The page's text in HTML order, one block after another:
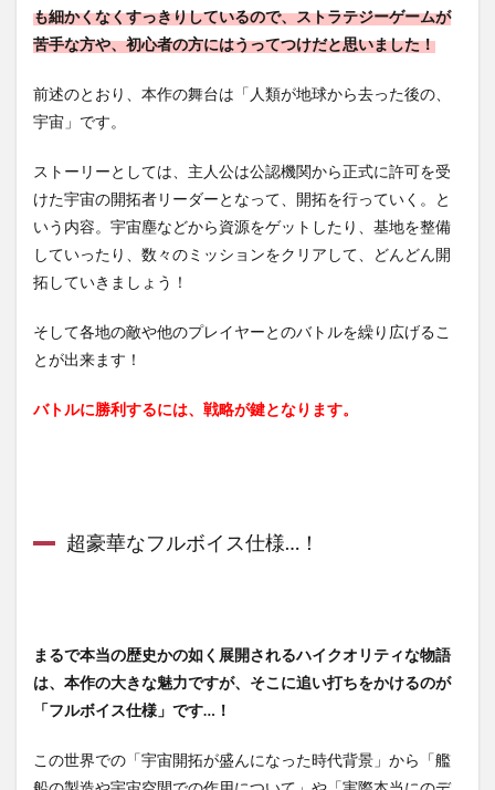
も細かくなくすっきりしているので、ストラテジーゲームが
苦手な方や、初心者の方にはうってつけだと思いました！
前述のとおり、本作の舞台は「人類が地球から去った後の、
宇宙」です。
ストーリーとしては、主人公は公認機関から正式に許可を受
けた宇宙の開拓者リーダーとなって、開拓を行っていく。と
いう内容。 宇宙塵などから資源をゲットしたり、基地を整備
していったり、数々のミッションをクリアして、どんどん開
拓していきましょう！
そして各地の敵や他のプレイヤーとのバトルを繰り広げるこ
とが出来ます！
バトルに勝利するには、戦略が鍵となります。
超豪華なフルボイス仕様…！
まるで本当の歴史かの如く展開されるハイクオリティな物語
は、本作の大きな魅力ですが、そこに追い打ちをかけるのが
「フルボイス仕様」です…！
この世界での「宇宙開拓が盛んになった時代背景」から「艦